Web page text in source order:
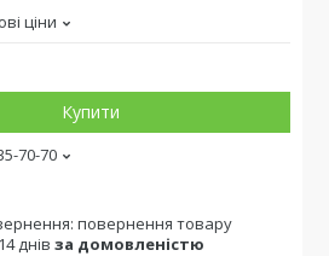
ціни
Купити
70-70
повернення товару
днів за домовленістю